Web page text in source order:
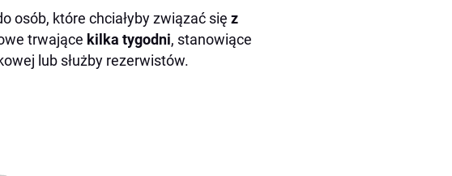
osób, które chciałyby związać się z
trwające kilka tygodni, stanowiące
lub służby rezerwistów.